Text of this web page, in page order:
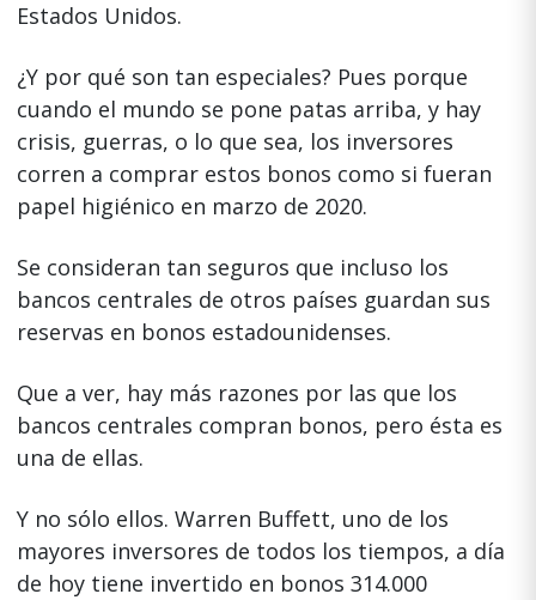
Estados Unidos.
¿Y por qué son tan especiales? Pues porque
cuando el mundo se pone patas arriba, y hay
crisis, guerras, o lo que sea, los inversores
corren a comprar estos bonos como si fueran
papel higiénico en marzo de 2020.
Se consideran tan seguros que incluso los
bancos centrales de otros países guardan sus
reservas en bonos estadounidenses.
Que a ver, hay más razones por las que los
bancos centrales compran bonos, pero ésta es
una de ellas.
Y no sólo ellos. Warren Buffett, uno de los
mayores inversores de todos los tiempos, a día
de hoy tiene invertido en bonos 314.000